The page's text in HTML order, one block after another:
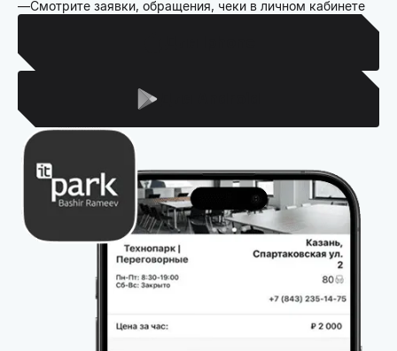
Смотрите заявки, обращения, чеки в личном кабинете